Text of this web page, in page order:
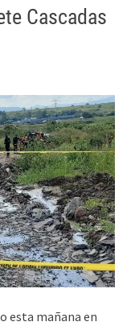
Cascadas
esta mañana en